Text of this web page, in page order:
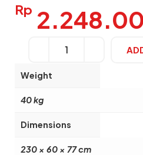
Rp
Alternative:
Weight
40 kg
Dimensions
230 × 60 × 77 cm